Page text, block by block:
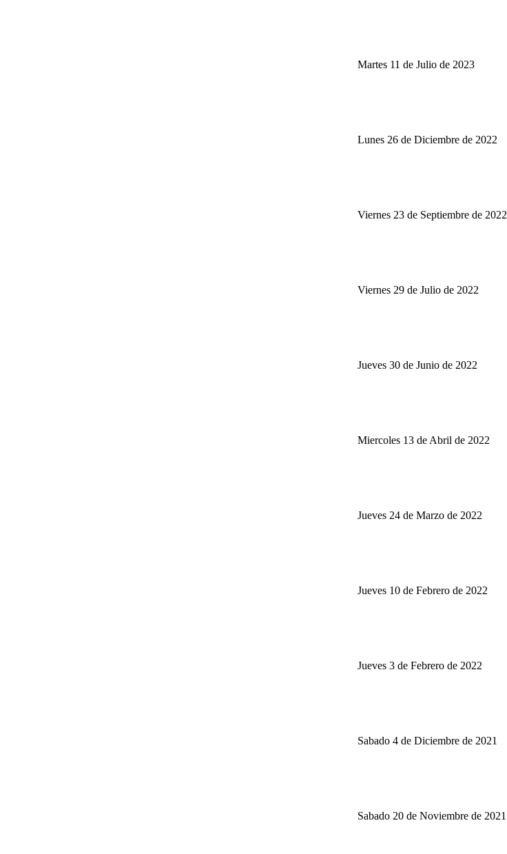
Martes 11 de Julio de 2023
Lunes 26 de Diciembre de 2022
Viernes 23 de Septiembre de 2022
Viernes 29 de Julio de 2022
Jueves 30 de Junio de 2022
Miercoles 13 de Abril de 2022
Jueves 24 de Marzo de 2022
Jueves 10 de Febrero de 2022
Jueves 3 de Febrero de 2022
Sabado 4 de Diciembre de 2021
Sabado 20 de Noviembre de 2021